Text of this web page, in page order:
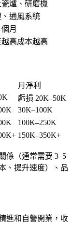
爐、研磨機
通風系統
月
高成本越高
月淨利
虧損 20K–50K
30K–100K
100K–250K
150K–350K+
係（通常需要 3–5
、提升速度）、品
進和自營開業，收